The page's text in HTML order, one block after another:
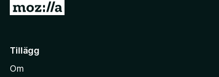
G
i
l
Tillägg
Om